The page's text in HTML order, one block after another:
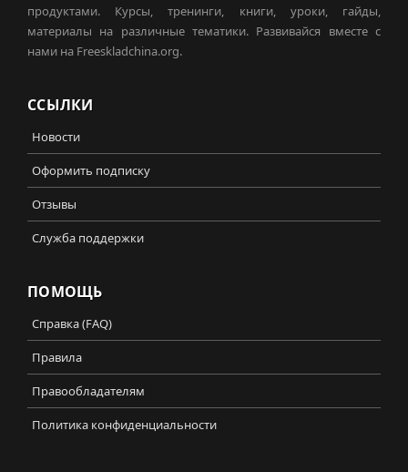
продуктами. Курсы, тренинги, книги, уроки, гайды,
материалы на различные тематики. Развивайся вместе с
нами на Freeskladchina.org.
ССЫЛКИ
Новости
Оформить подписку
Отзывы
Служба поддержки
ПОМОЩЬ
Справка (FAQ)
Правила
Правообладателям
Политика конфиденциальности